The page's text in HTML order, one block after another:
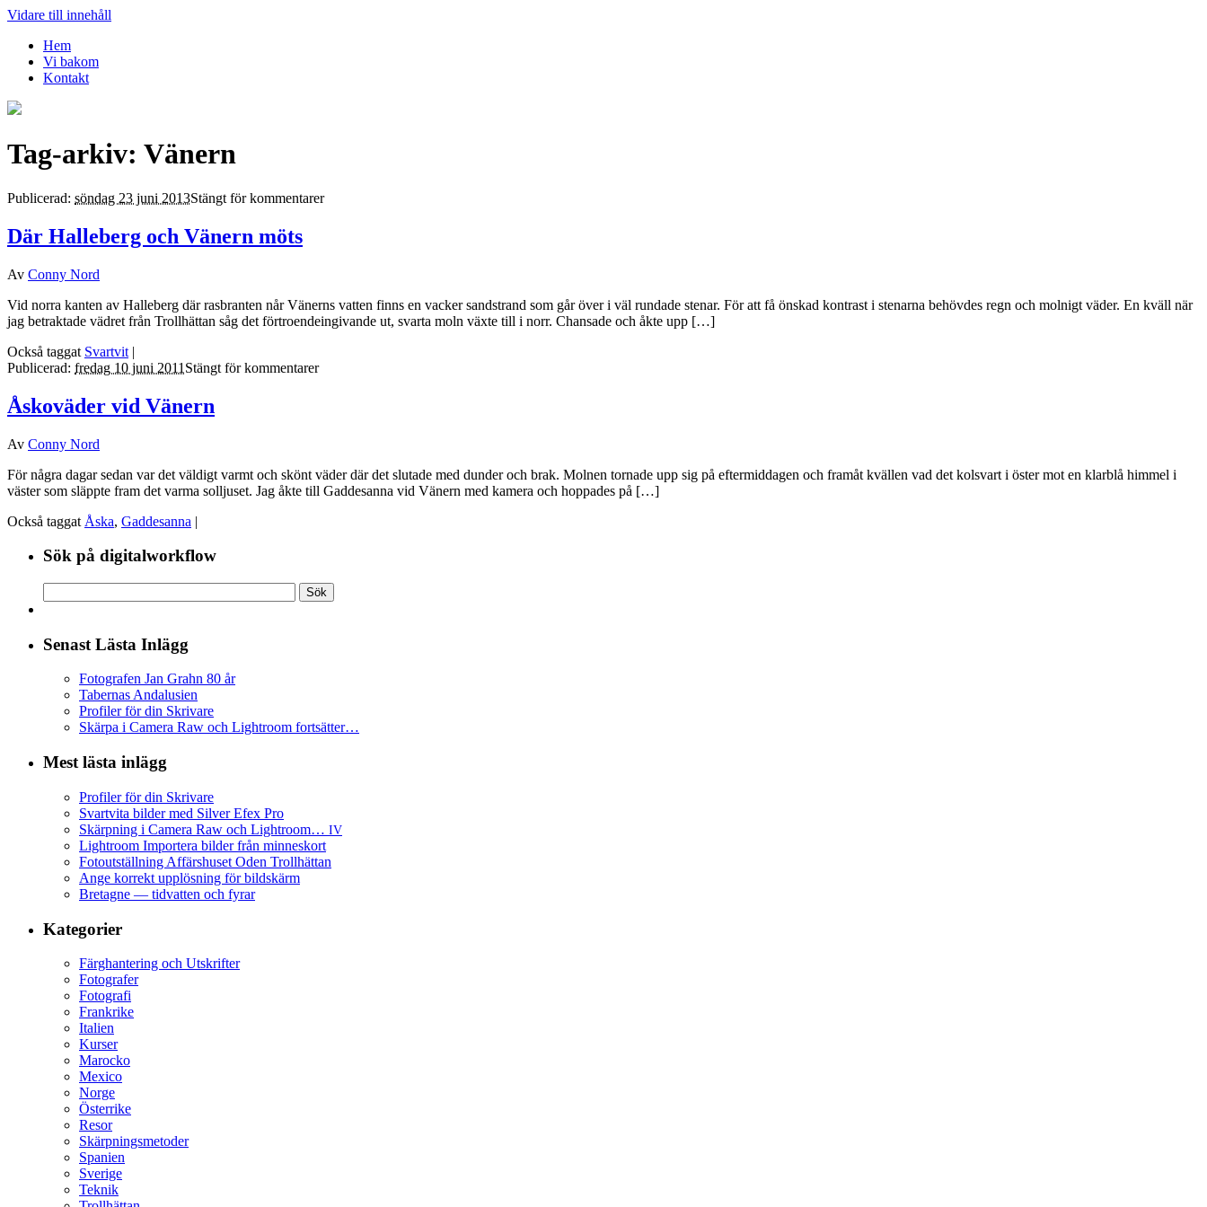
Vidare till innehåll
Hem
Vi bakom
Kontakt
Tag-arkiv: Vänern
Publicerad: söndag 23 juni 2013Stängt för kommentarer
Där Halleberg och Vänern möts
Av Conny Nord
Vid nor­ra kan­ten av Hal­le­berg där ras­bran­ten når Vänerns vat­ten finns en vac­ker sand­strand som går över i väl run­da­de ste­nar. För att få öns­kad kon­trast i ste­nar­na behöv­des regn och mol­nigt väder. En kväll när
jag betrak­ta­de väd­ret från Troll­hät­tan såg det för­tro­en­de­in­gi­van­de ut, svar­ta moln väx­te till i norr. Chan­sa­de och åkte upp […]
Också taggat Svartvit |
Publicerad: fredag 10 juni 2011 Stängt för kommentarer
Åskoväder vid Vänern
Av Conny Nord
För någ­ra dagar sedan var det väl­digt varmt och skönt väder där det slu­ta­de med dun­der och brak. Mol­nen tor­na­de upp sig på efter­mid­da­gen och fram­åt kväl­len vad det kol­svart i öster mot en klar­blå him­mel i
väs­ter som släpp­te fram det var­ma sol­lju­set. Jag åkte till Gad­desan­na vid Vänern med kame­ra och hop­pa­des på […]
Också taggat Åska, Gaddesanna |
Sök på digitalworkflow
Senast Lästa Inlägg
Fotografen Jan Grahn 80 år
Tabernas Andalusien
Profiler för din Skrivare
Skärpa i Camera Raw och Lightroom fortsätter…
Mest lästa inlägg
Profiler för din Skrivare
Svartvita bilder med Silver Efex Pro
Skärpning i Camera Raw och Lightroom… IV
Lightroom Importera bilder från minneskort
Fotoutställning Affärshuset Oden Trollhättan
Ange korrekt upplösning för bildskärm
Bretagne — tidvatten och fyrar
Kategorier
Färghantering och Utskrifter
Fotografer
Fotografi
Frankrike
Italien
Kurser
Marocko
Mexico
Norge
Österrike
Resor
Skärpningsmetoder
Spanien
Sverige
Teknik